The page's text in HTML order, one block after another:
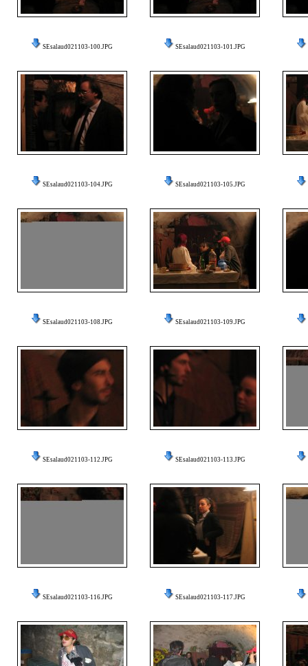
SEsalaud021103-100.JPG SEsalaud021103-101.JPG
SEsalaud021103-104.JPG SEsalaud021103-105.JPG
SEsalaud021103-108.JPG SEsalaud021103-109.JPG
SEsalaud021103-112.JPG SEsalaud021103-113.JPG
SEsalaud021103-116.JPG SEsalaud021103-117.JPG